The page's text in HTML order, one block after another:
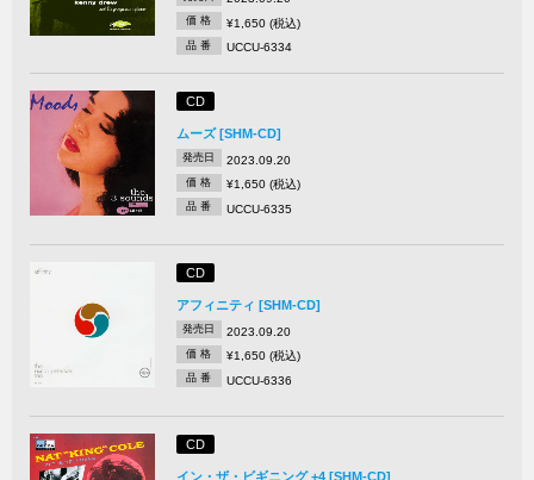
価 格 ¥1,650 (税込)
品 番 UCCU-6334
CD
ムーズ [SHM-CD]
発売日 2023.09.20
価 格 ¥1,650 (税込)
品 番 UCCU-6335
CD
アフィニティ [SHM-CD]
発売日 2023.09.20
価 格 ¥1,650 (税込)
品 番 UCCU-6336
CD
イン・ザ・ビギニング +4 [SHM-CD]